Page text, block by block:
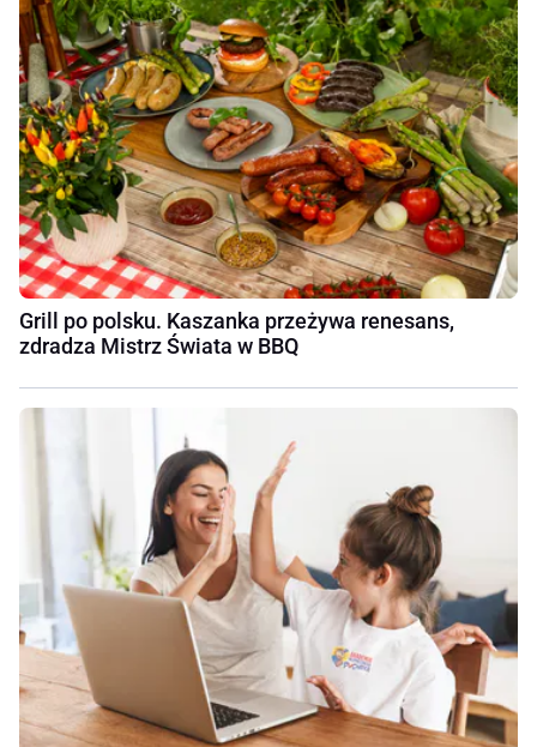
Grill po polsku. Kaszanka przeżywa renesans,
zdradza Mistrz Świata w BBQ